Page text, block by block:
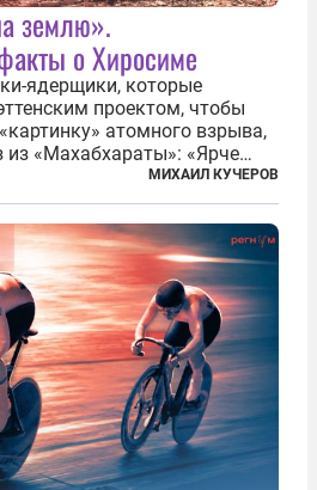
землю».
о Хиросиме
ядерщики, которые
проектом, чтобы
атомного взрыва,
из «Махабхараты»: «Ярче
это пламя». Не все жители
и Нагасаки, на
1945 года поставили...
МИХАИЛ КУЧЕРОВ